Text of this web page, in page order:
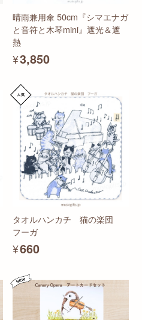
晴雨兼用傘 50cm『シマエナガ
と音符と木琴mini』遮光＆遮
熱
¥3,850
タオルハンカチ 猫の楽団
フーガ
¥660